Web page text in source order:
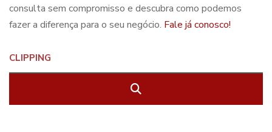
consulta sem compromisso e descubra como podemos
fazer a diferença para o seu negócio. Fale já conosco!